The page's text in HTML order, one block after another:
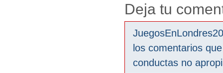
Deja tu
los comentarios
conductas no